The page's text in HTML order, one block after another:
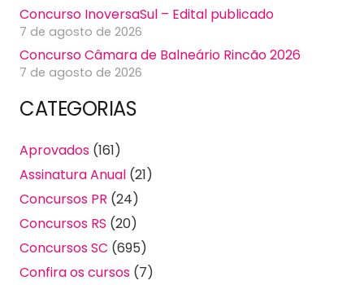
Concurso InoversaSul – Edital publicado
7 de agosto de 2026
Concurso Câmara de Balneário Rincão 2026
7 de agosto de 2026
CATEGORIAS
Aprovados (161)
Assinatura Anual (21)
Concursos PR (24)
Concursos RS (20)
Concursos SC (695)
Confira os cursos (7)